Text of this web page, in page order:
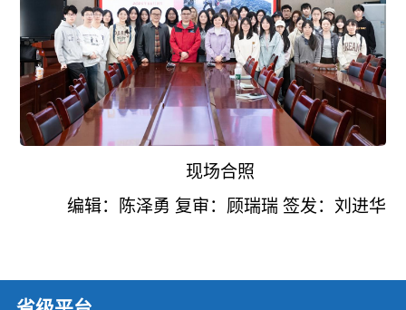
现场合照
编辑：陈泽勇 复审：顾瑞瑞签发：刘进华